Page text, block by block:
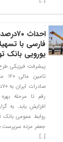
احداث
یورویی بانک
پیشرفت فیزیکی
افزایش یابد. به
روابط عمومی بانک
جعفر مزده سرپرست
[…]